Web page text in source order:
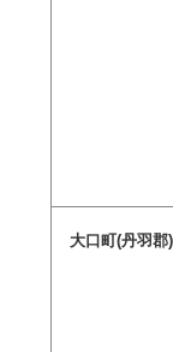
大口町(丹羽郡)